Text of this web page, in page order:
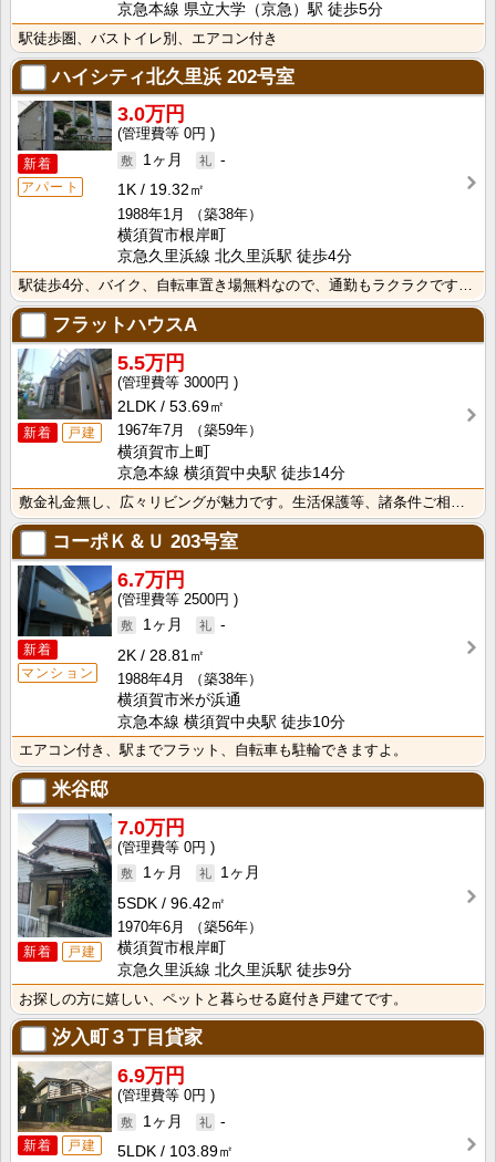
京急本線 県立大学（京急）駅 徒歩5分
駅徒歩圏、バストイレ別、エアコン付き
ハイシティ北久里浜202号室
新着
アパート
3.0万円
0円
1ヶ月
-
1K
19.32㎡
1988年1月
（築38年）
横須賀市根岸町
京急久里浜線 北久里浜駅 徒歩4分
フラットハウスA
新着 戸建
5.5万円
3000円
2LDK
53.69㎡
1967年7月
（築59年）
横須賀市上町
京急本線 横須賀中央駅 徒歩14分
敷金礼金無し、広々リビングが魅力です。生活保護等、諸条件ご相談ください
コーポＫ＆Ｕ 203号室
新着
マンション
6.7万円
2500円
1ヶ月
-
2K
28.81㎡
1988年4月
（築38年）
横須賀市米が浜通
京急本線 横須賀中央駅 徒歩10分
エアコン付き、駅までフラット、自転車も駐輪できますよ。
米谷邸
新着 戸建
7.0万円
0円
1ヶ月
1ヶ月
5SDK
96.42㎡
1970年6月
（築56年）
横須賀市根岸町
京急久里浜線 北久里浜駅 徒歩9分
お探しの方に嬉しい、ペットと暮らせる庭付き戸建てです。
汐入町３丁目貸家
新着 戸建
6.9万円
0円
1ヶ月
-
5LDK
103.89㎡